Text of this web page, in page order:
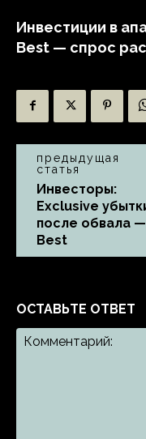
Инвестиции в
Best — спрос
предыдущая
статья
Инвесторы:
Exclusive
после обвала —
Best
ОСТАВЬТЕ ОТВЕТ